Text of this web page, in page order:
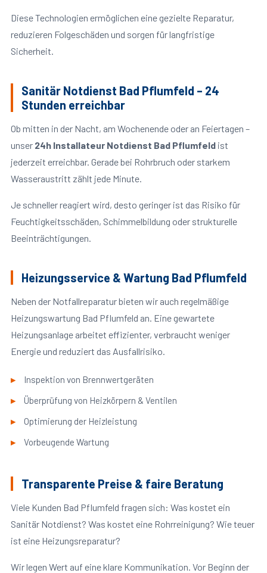
Diese Technologien ermöglichen eine gezielte Reparatur,
reduzieren Folgeschäden und sorgen für langfristige
Sicherheit.
Sanitär Notdienst Bad Pflumfeld – 24
Stunden erreichbar
Ob mitten in der Nacht, am Wochenende oder an Feiertagen –
unser 24h Installateur Notdienst Bad Pflumfeldist
jederzeit erreichbar. Gerade bei Rohrbruch oder starkem
Wasseraustritt zählt jede Minute.
Je schneller reagiert wird, desto geringer ist das Risiko für
Feuchtigkeitsschäden, Schimmelbildung oder strukturelle
Beeinträchtigungen.
Heizungsservice & Wartung Bad Pflumfeld
Neben der Notfallreparatur bieten wir auch regelmäßige
Heizungswartung Bad Pflumfeld an. Eine gewartete
Heizungsanlage arbeitet effizienter, verbraucht weniger
Energie und reduziert das Ausfallrisiko.
Inspektion von Brennwertgeräten
Überprüfung von Heizkörpern & Ventilen
Optimierung der Heizleistung
Vorbeugende Wartung
Transparente Preise & faire Beratung
Viele Kunden Bad Pflumfeld fragen sich: Was kostet ein
Sanitär Notdienst? Was kostet eine Rohrreinigung? Wie teuer
ist eine Heizungsreparatur?
Wir legen Wert auf eine klare Kommunikation. Vor Beginn der